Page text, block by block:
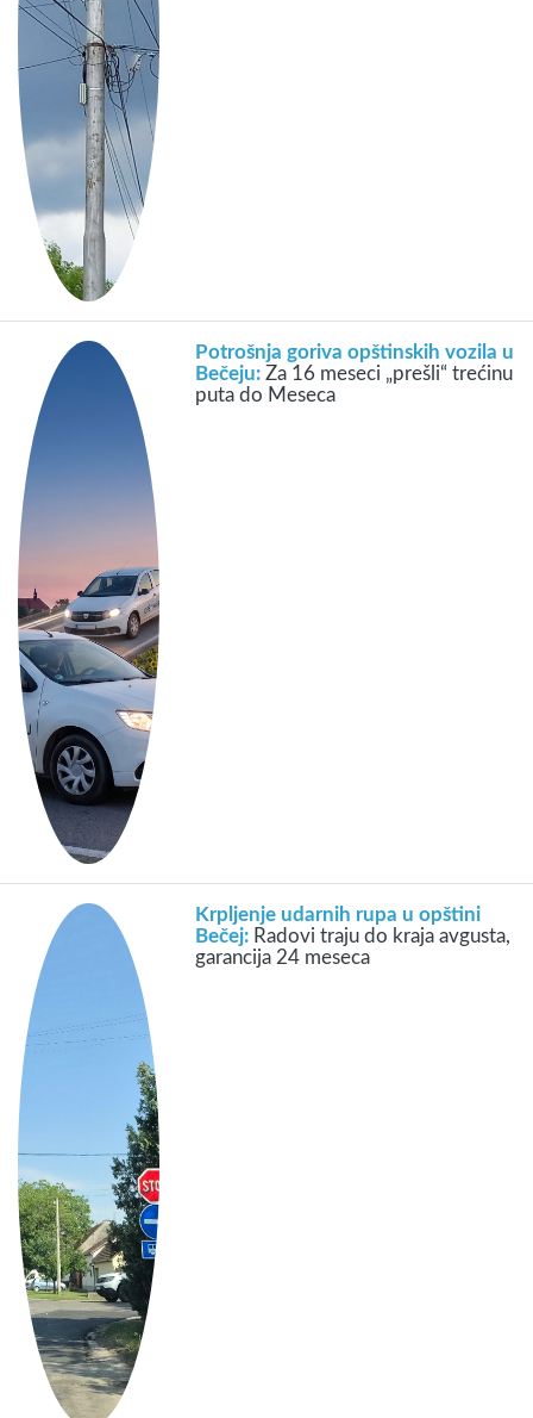
Potrošnja goriva opštinskih vozila u
Bečeju:Za 16 meseci „prešli“ trećinu
puta do Meseca
Krpljenje udarnih rupa u opštini
Bečej: Radovi traju do kraja avgusta,
garancija 24 meseca